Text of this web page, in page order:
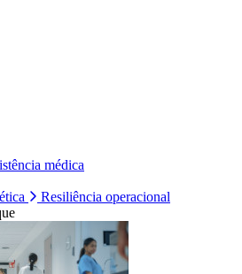
médica
Resiliência operacional